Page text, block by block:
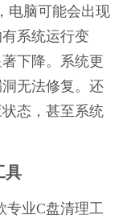
电脑可能会出现
系统运行变
下降。系统更
无法修复。还
态，甚至系统
具
专业C盘清理工